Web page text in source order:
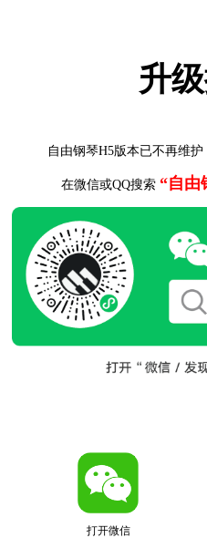
升
自由钢琴H5版本已不再维护
在微信或QQ搜索 “自由
打开微信